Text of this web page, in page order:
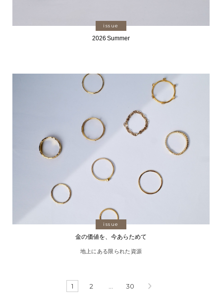
issue
2026 Summer
issue
金の価値を、今あらためて
地上にある限られた資源
1 2 … 30